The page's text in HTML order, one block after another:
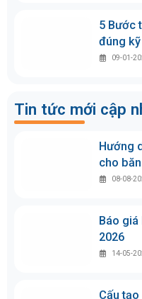
hoặc khoan lỗ theo
đảm bảo dây vận
chuyền sản xuất của
Không có loại băng
yêu cầu những đặc
nhu cầu vận hành là
giải pháp phù hợp,
việc tư vấn và cung
5.0